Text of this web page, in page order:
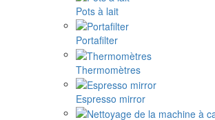
Pots à lait
Portafilter
Thermomètres
Espresso mirror